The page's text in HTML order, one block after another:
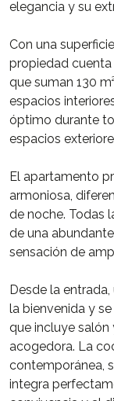
elegancia y su
Con una
propiedad
que suman 130
espacios
óptimo durante
espacios
El apartamento
armoniosa,
de noche. Todas
de una
sensación de
Desde la
la bienvenida y
que incluye
acogedora. La
contemporánea,
integra